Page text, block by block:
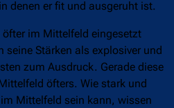
denen er fit und ausgeruht ist.
öfter im Mittelfeld eingesetzt
Stärken als explosiver und
zum Ausdruck. Gerade diese
öfters. Wie stark und
Mittelfeld sein kann, wissen